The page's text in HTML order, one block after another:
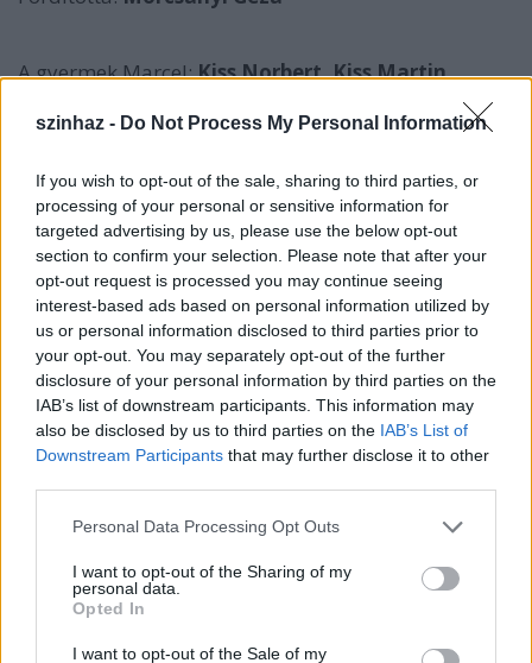
szinhaz - Do Not Process My Personal Information
If you wish to opt-out of the sale, sharing to third parties, or
processing of your personal or sensitive information for
targeted advertising by us, please use the below opt-out
section to confirm your selection. Please note that after your
opt-out request is processed you may continue seeing
interest-based ads based on personal information utilized by
us or personal information disclosed to third parties prior to
your opt-out. You may separately opt-out of the further
disclosure of your personal information by third parties on the
IAB’s list of downstream participants. This information may
also be disclosed by us to third parties on the IAB’s List of
Downstream Participants that may further disclose it to other
Please note that this website/app uses one or more Google
not limited to your visit or usage behaviour. You may click to
grant or deny consent to Google and its third-party tags to
use your data for below specified purposes in below Google
consent section.
Personal Data Processing Opt Outs
I want to opt-out of the Sharing of my
personal data.
Opted In
I want to opt-out of the Sale of my
A gyermek Marcel:Kiss Norbert, Kiss Martin
Marcel:Alföldi Róbertm.v.
Apa:Petridisz Hrisztosz
Nagymama:Felkai Eszterm.v.
Swann:Seress Zoltánm.v.
de Guermantes herceg I.:Kaszás Mihály
de Guermantes herceg II.:Köves Ernőm.v.
de Guermantes hercegnő I.:Egri Márta
de Guermantes hercegnő II.:Szentirmai Évam.v.
de Cambremer I.:Mészáros István
de Cambremer II.:Illés Józsefmv.
de Cambremer-né I.: Nádasi Veronika
de Cambremer-né II.:Sebestyén Éva
Rachel I.:Kéri Kittymv.
Rachel II.:Hőgye Zsuzsannam.v.
Gilberte I.:
Huszárik Kata
Józsa Annamária
Charlus I.:Safranek Károlym.v.
Charlus II.:Valkay Pál
Odette I.:Kerekes Vica
Odette II.:Bachmann Márta